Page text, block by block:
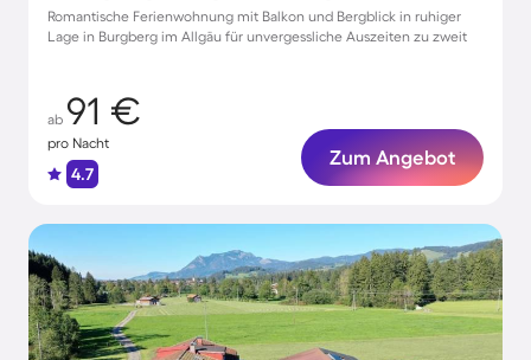
Romantische Ferienwohnung mit Balkon und Bergblick in ruhiger
Lage in Burgberg im Allgäu für unvergessliche Auszeiten zu zweit
ab 91 €
pro Nacht
4.7
Zum Angebot